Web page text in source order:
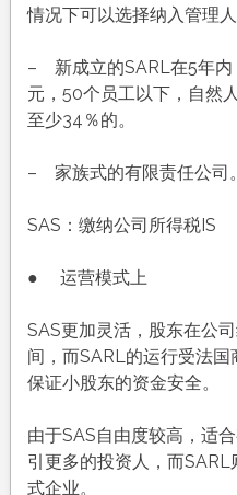
情况下可以选择纳入管理
– 新成立的SARL在5年内
元，50个员工以下，自然
至少34％的。
– 家族式的有限责任公司。
SAS：缴纳公司所得税IS
● 运营模式上
SAS更加灵活，股东在公
间，而SARL的运行受法
保证小股东的资金安全。
由于SAS自由度较高，适
引更多的投资人，而
式企业。